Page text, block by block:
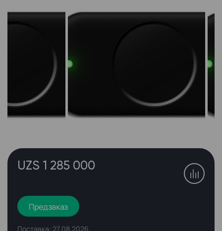
UZS 1 285 000
Предзаказ
Поставка: 27.08.2026